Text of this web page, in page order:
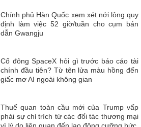
Chính phủ Hàn Quốc xem xét nới lỏng quy
định làm việc 52 giờ/tuần cho cụm bán
dẫn Gwangju
Cổ đông SpaceX hỏi gì trước báo cáo tài
chính đầu tiên? Từ tên lửa màu hồng đến
giấc mơ AI ngoài không gian
Thuế quan toàn cầu mới của Trump vấp
phải sự chỉ trích từ các đối tác thương mại